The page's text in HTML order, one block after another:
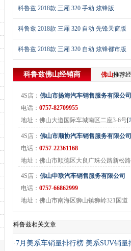
科鲁兹 2018款 三厢 320 手动 炫锋版
科鲁兹 2018款 三厢 320 自动 先锋天窗版
科鲁兹 2018款 三厢 320 自动 炫锋都市版
科鲁兹佛山经销商 佛山推荐
4S店： 佛山市扬海汽车销售服务有限公司
电话： 0757-82709955
地址：佛山大道国际车城南区二座3-6号[
4S店： 佛山市顺协汽车销售服务有限公司
电话： 0757-22361168
地址：佛山市顺德区大良广珠公路新松
4S店： 佛山申联汽车销售服务有限公司
电话： 0757-66862999
地址：佛山市南海区狮山镇狮岭321国
科鲁兹相关文章
· 7月美系车销量排行榜 美系SUV销量